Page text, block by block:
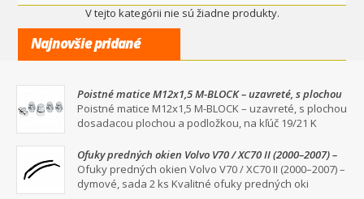
V tejto kategórii nie sú žiadne produkty.
Najnovšie pridané
Poistné matice M12x1,5 M-BLOCK – uzavreté, s plochou
dosadacou plochou a podložkou, na kľúč 19/21
Poistné matice M12x1,5 M-BLOCK – uzavreté, s plochou
dosadacou plochou a podložkou, na kľúč 19/21 K
Ofuky predných okien Volvo V70 / XC70 II (2000–2007) –
dymové, sada 2 ks
Ofuky predných okien Volvo V70 / XC70 II (2000–2007) –
dymové, sada 2 ks Kvalitné ofuky predných oki